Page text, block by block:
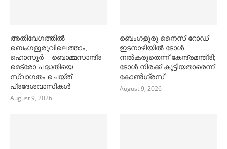
അതിവേഗത്തില്‍
ബെംഗളൂരുവിലെത്താം;
ഹൊസൂര്‍ – ബൊമ്മസാന്ദ്ര
മെട്രോ പദ്ധതിയെ
സ്വാഗതം ചെയ്ത്
പ്രദേശവാസികള്‍
August 9, 2026
ബെംഗളൂരു നൈസ് റോഡ്
ഇടനാഴിയില്‍ ടോള്‍
നല്‍കരുതെന്ന് കേന്ദ്രമന്ത്രി;
ടോള്‍ നിരക്ക് കൂട്ടിയതാരെന്ന്
കോണ്‍ഗ്രസ്
August 9, 2026